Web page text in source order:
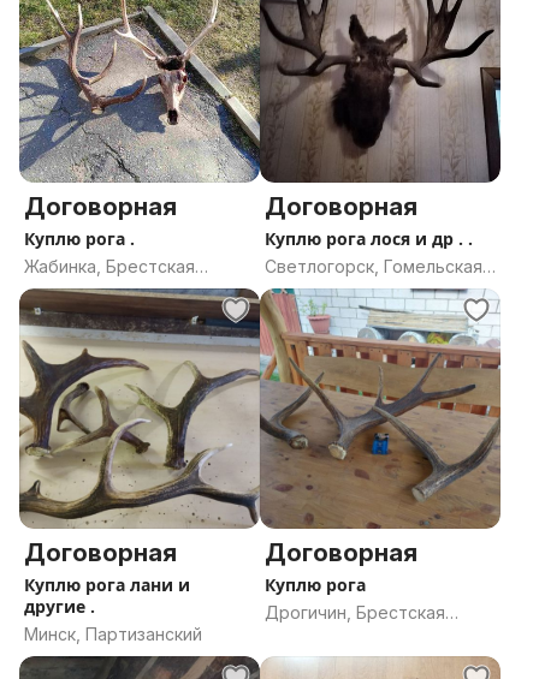
Договорная
Куплю рога .
Жабинка, Брестская
область
Договорная
Куплю рога лося и др . .
Светлогорск, Гомельская
область
Договорная
Куплю рога лани и
другие .
Минск, Партизанский
Договорная
Куплю рога
Дрогичин, Брестская